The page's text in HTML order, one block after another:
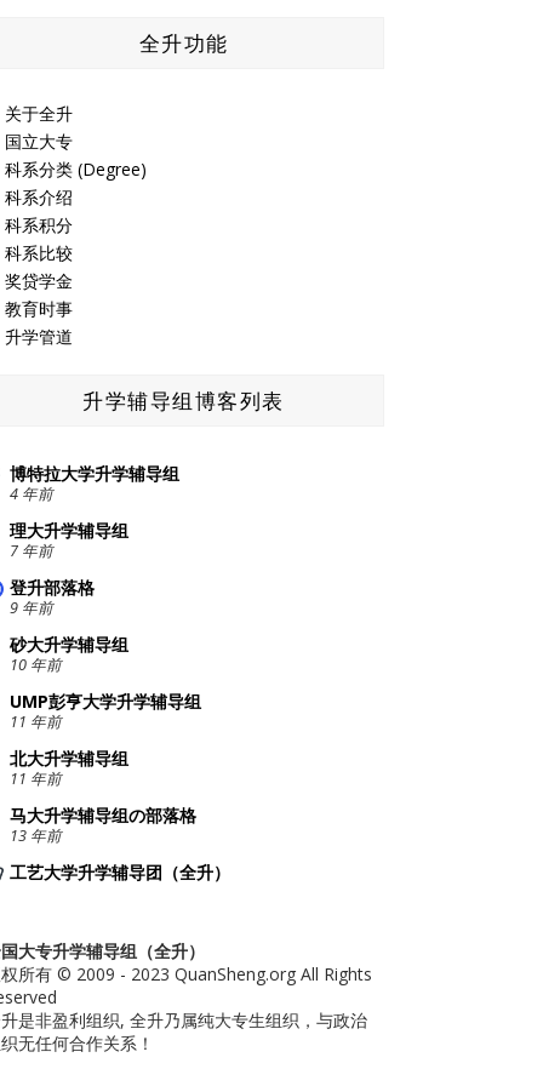
全升功能
关于全升
国立大专
科系分类 (Degree)
科系介绍
科系积分
科系比较
奖贷学金
教育时事
升学管道
升学辅导组博客列表
博特拉大学升学辅导组
4 年前
理大升学辅导组
7 年前
登升部落格
9 年前
砂大升学辅导组
10 年前
UMP彭亨大学升学辅导组
11 年前
北大升学辅导组
11 年前
马大升学辅导组の部落格
13 年前
工艺大学升学辅导团（全升）
大专升学辅导组（全升）
所有 © 2009 - 2023 QuanSheng.org All Rights
是非盈利组织, 全升乃属纯大专生组织，与政治
无任何合作关系！